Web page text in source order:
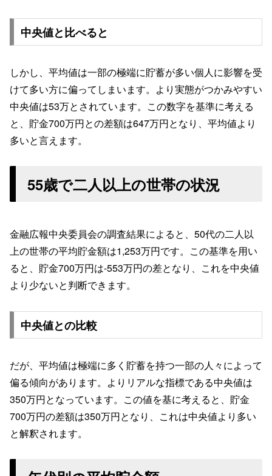
中央値と比べると
しかし、平均値は一部の極端に貯蓄が多い個人に影響を受
けて多い方に偏ってしまいます。より実態がつかみやすい
中央値は53万とされています。この数字を基準に考える
と、貯金700万円との差額は647万円となり、平均値より
多いと言えます。
55歳で二人以上の世帯の状況
金融広報中央委員会の調査結果によると、50代の二人以
上の世帯の平均貯金額は1,253万円です。この基準を用い
ると、貯金700万円は-553万円の差となり、これを中央値
より少ないと判断できます。
中央値との比較
だが、平均値は極端に多く貯蓄を持つ一部の人々によって
偏る傾向があります。よりリアルな指標である中央値は
350万円となっています。この値を基に考えると、貯金
700万円の差額は350万円となり、これは中央値より多い
と解釈されます。